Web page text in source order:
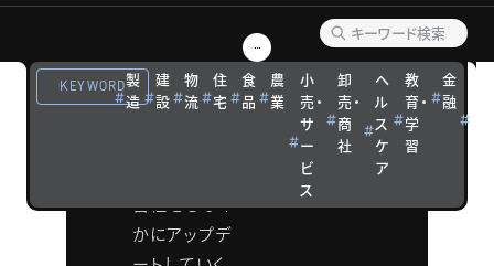
KEYWORD製
造
建
設
物
流
住
宅
食
品
農
業
小
売・
サ
ー
ビ
ス
卸
売・
商
社
ヘ
ル
ス
ケ
ア
教
育・
学
習
金
融
「低成長×非
連続×高速変
自社をしなや
かにアップデ